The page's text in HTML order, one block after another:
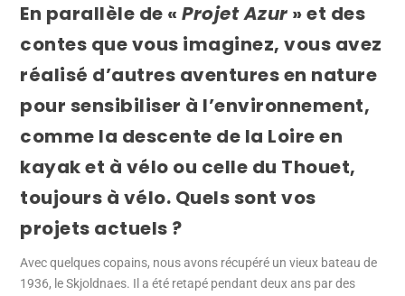
En parallèle de «Projet Azur » et des
contes que vous imaginez, vous avez
réalisé d’autres aventures en nature
pour sensibiliser à l’environnement,
comme la descente de la Loire en
kayak et à vélo ou celle du Thouet,
toujours à vélo. Quels sont vos
projets actuels ?
Avec quelques copains, nous avons récupéré un vieux bateau de
1936, le Skjoldnaes. Il a été retapé pendant deux ans par des